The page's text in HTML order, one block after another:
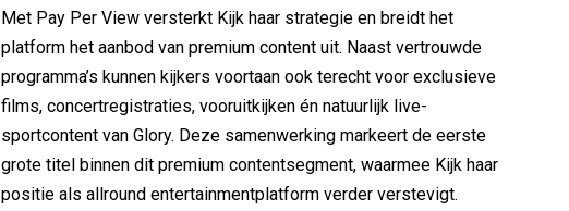
Met Pay Per View versterkt Kijk haar strategie en breidt het
platform het aanbod van premium content uit. Naast vertrouwde
programma’s kunnen kijkers voortaan ook terecht voor exclusieve
films, concertregistraties, vooruitkijken én natuurlijk live-
sportcontent van Glory. Deze samenwerking markeert de eerste
grote titel binnen dit premium contentsegment, waarmee Kijk haar
positie als allround entertainmentplatform verder verstevigt.